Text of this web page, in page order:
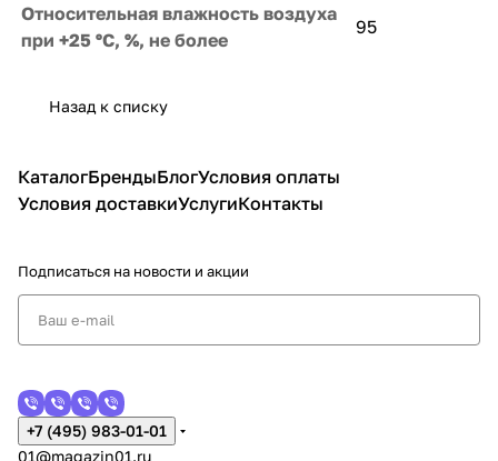
Относительная влажность воздуха
при +25 ºС, %, не более
95
Назад к списку
КаталогБрендыБлогУсловия оплаты
Условия доставкиУслугиКонтакты
Подписаться на новости и акции
+7 (495) 983-01-01
01@magazin01.ru